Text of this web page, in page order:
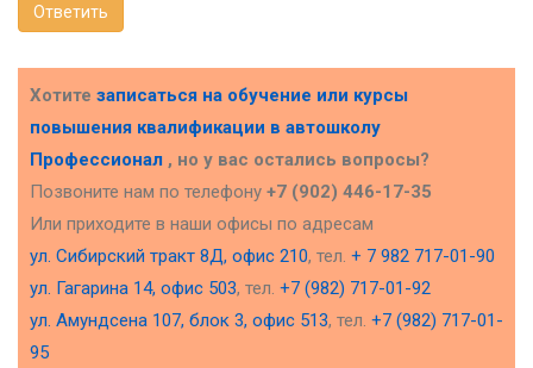
Ответить
Хотите записаться на обучение или курсы
повышения квалификации в автошколу
Профессионал , но у вас остались вопросы?
Позвоните нам по телефону +7 (902) 446-17-35
Или приходите в наши офисы по адресам
ул. Сибирский тракт 8Д, офис 210, тел. + 7 982 717-01-90
ул. Гагарина 14, офис 503, тел. +7 (982) 717-01-92
ул. Амундсена 107, блок 3, офис 513, тел. +7 (982) 717-01-
95